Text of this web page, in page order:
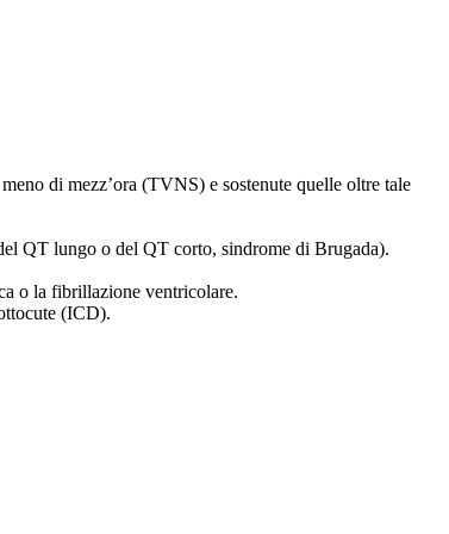
di mezz’ora (TVNS) e sostenute quelle oltre tale
QT lungo o del QT corto, sindrome di Brugada).
o la fibrillazione ventricolare.
(ICD).